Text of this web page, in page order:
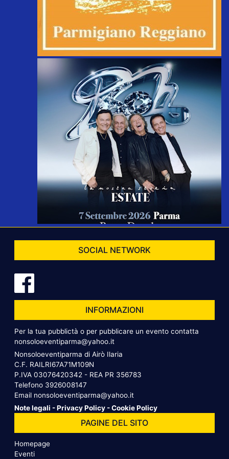
SOCIAL NETWORK
INFORMAZIONI
Per la tua pubblictà o per pubblicare un evento contatta
nonsoloeventiparma@yahoo.it
Nonsoloeventiparma di Airò Ilaria
C.F. RAILRI67A71M109N
P.IVA 03076420342 - REA PR 356783
Telefono 3926008147
Email nonsoloeventiparma@yahoo.it
Note legali -Privacy Policy -Cookie Policy
PAGINE DEL SITO
Homepage
Eventi